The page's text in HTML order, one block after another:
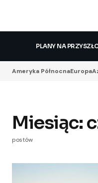
PLANY NA
Ameryka PółnocnaEuropa
Miesiąc:
postów